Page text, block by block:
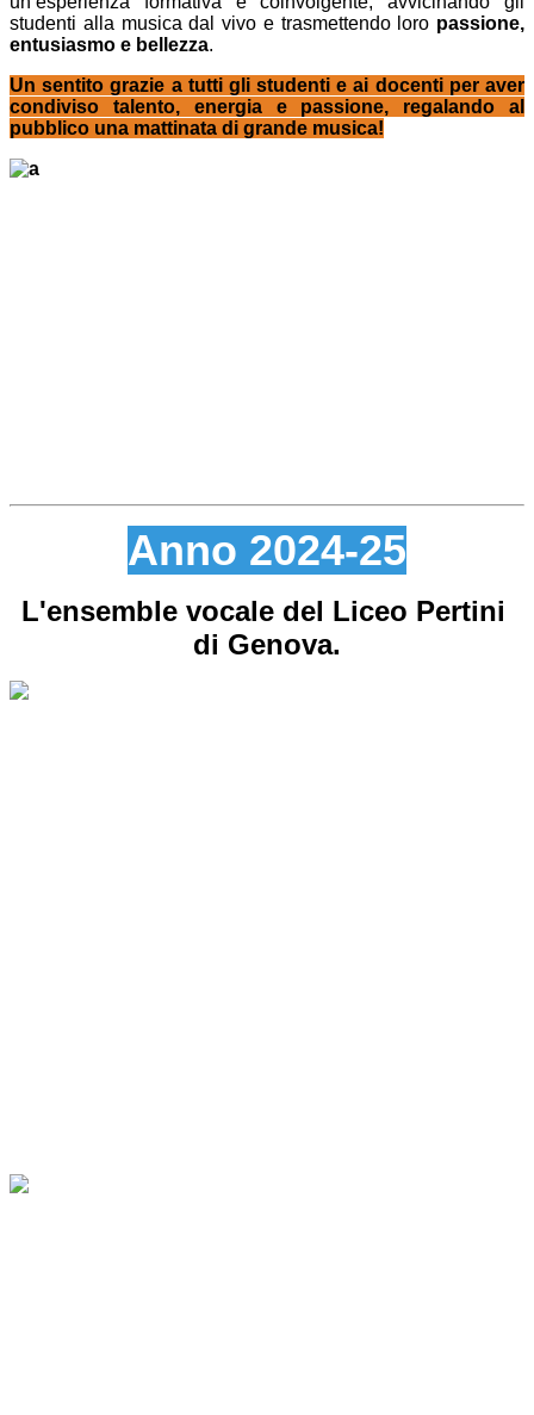
studenti alla musica dal vivo e trasmettendo loro passione,
entusiasmo e bellezza.
Un sentito grazie a tutti gli studenti e ai docenti per aver
condiviso talento, energia e passione, regalando al
pubblico una mattinata di grande musica!
Anno 2024-25
L'ensemble vocale del Liceo Pertini
di Genova.